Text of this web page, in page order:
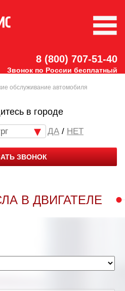
8 (800) 707-51-40
Звонок по России бесплатный
обслуживание автомобиля
в городе
/ НЕТ
ЗВОНОК
В ДВИГАТЕЛЕ